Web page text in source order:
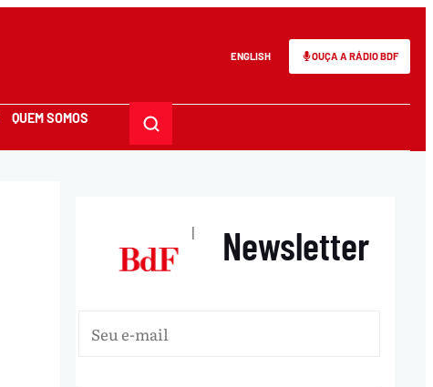
ENGLISH OUÇA A RÁDIO BDF
QUEM SOMOS
| Newsletter